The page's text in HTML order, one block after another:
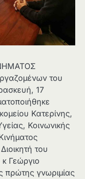
του
17
Κατερίνης,
Κοινωνικής
του
Γεώργιο
πρώτης γνωριμίας